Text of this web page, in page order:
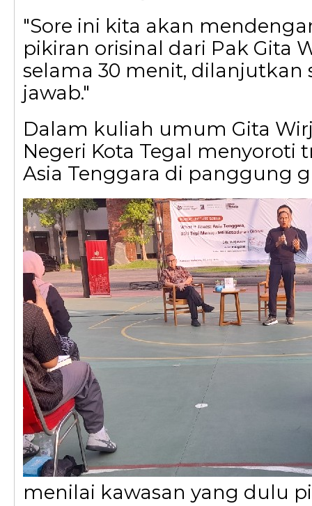
"Sore ini kita akan
pikiran orisinal dari Pak Gita
selama 30 menit, dilanjutkan
jawab."
Dalam kuliah umum Gita
Negeri Kota Tegal menyoroti
Asia Tenggara di panggung
menilai kawasan yang dulu